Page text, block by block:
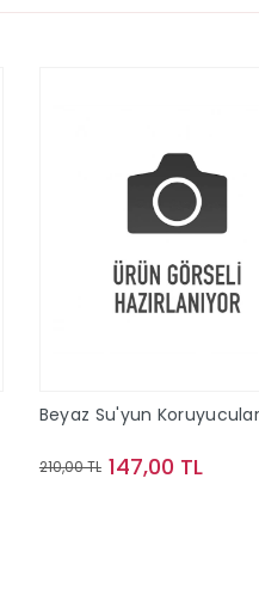
Beyaz Su'yun
210,00 TL 147,00 TL